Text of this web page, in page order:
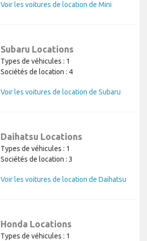
Voir les voitures de location de Mini
Subaru Locations
Types de véhicules : 1
Sociétés de location : 4
Voir les voitures de location de Subaru
Daihatsu Locations
Types de véhicules : 1
Sociétés de location : 3
Voir les voitures de location de Daihatsu
Honda Locations
Types de véhicules : 1